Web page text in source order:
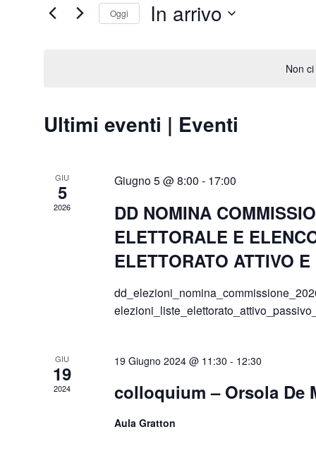
Non
Oggi In arrivo
Ultimi eventi | Eventi
GIU
5
2026
Giugno 5 @ 8:00 - 17:00
DD NOMINA
ELETTORALE E
ELETTORATO ATTIVO E
GIU
19
2024
19 Giugno 2024 @ 11:30 - 12:30
colloquium – Orsola De
Aula Gratton